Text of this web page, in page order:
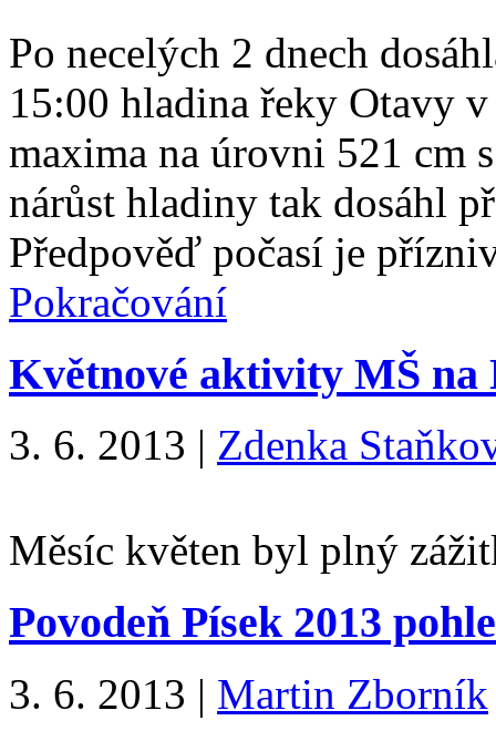
Po necelých 2 dnech
15:00 hladina řeky Otavy
maxima na úrovni 521 cm
nárůst hladiny tak dosáhl
Předpověď počasí je
Pokračování
Květnové aktivity MŠ
3. 6. 2013 | Zdenka
Měsíc květen byl plný
Povodeň Písek 2013
3. 6. 2013 | Martin Zborník